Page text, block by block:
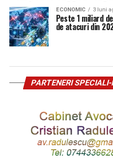
ECONOMIC 3 luni
Peste 1 miliard
de atacuri din
PARTENERI